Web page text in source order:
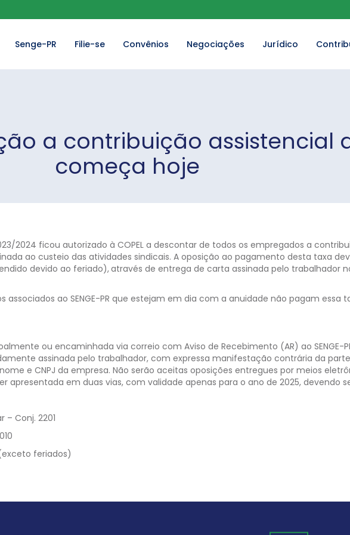
Senge-PR Filie-se Convênios Negociações Jurídico
a contribuição assistencial
começa hoje
2024 ficou autorizado à COPEL a descontar de todos os empregados a
ao custeio das atividades sindicais. A oposição ao pagamento desta taxa
devido ao feriado),através de entrega de carta assinada pelo trabalhador
ao SENGE-PR que estejam em dia com a anuidade não pagam essa
ou encaminhada via correio com Aviso de Recebimento (AR) ao SENGE-
assinada pelo trabalhador, com expressa manifestação contrária da
e CNPJ da empresa. Não serão aceitas oposições entregues por meios
apresentada em duas vias, com validade apenas para o ano de 2025, devendo
– Conj. 2201
feriados)